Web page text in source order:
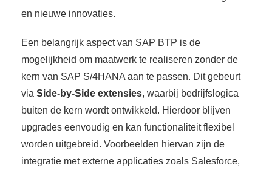
en nieuwe innovaties.
Een belangrijk aspect van SAP BTP is de
mogelijkheid om maatwerk te realiseren zonder de
kern van SAP S/4HANA aan te passen. Dit gebeurt
via Side-by-Side extensies, waarbij bedrijfslogica
buiten de kern wordt ontwikkeld. Hierdoor blijven
upgrades eenvoudig en kan functionaliteit flexibel
worden uitgebreid. Voorbeelden hiervan zijn de
integratie met externe applicaties zoals Salesforce,